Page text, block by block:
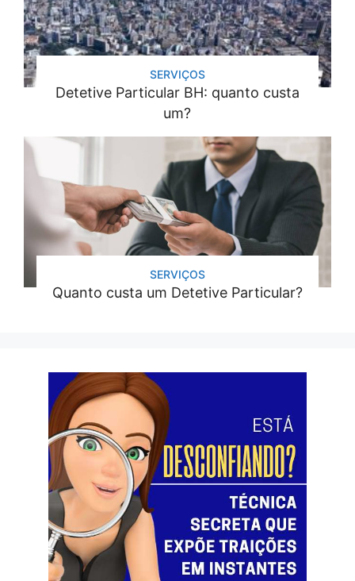
SERVIÇOS
Detetive Particular BH: quanto custa
um?
SERVIÇOS
Quanto custa um Detetive Particular?